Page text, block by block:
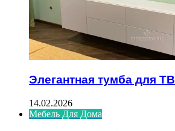
Элегантная тумба для ТВ
14.02.2026
Мебель Для Дома